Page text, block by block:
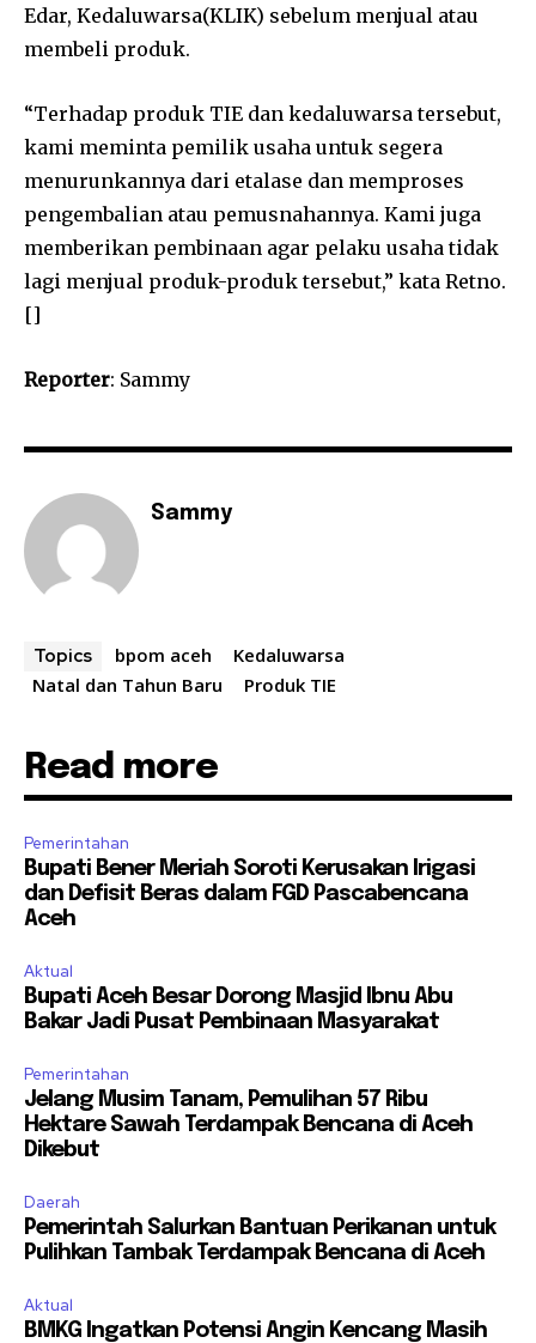
Edar, Kedaluwarsa(KLIK) sebelum menjual atau
membeli produk.
“Terhadap produk TIE dan kedaluwarsa tersebut,
kami meminta pemilik usaha untuk segera
menurunkannya dari etalase dan memproses
pengembalian atau pemusnahannya. Kami juga
memberikan pembinaan agar pelaku usaha tidak
lagi menjual produk-produk tersebut,” kata Retno.
[]
Reporter: Sammy
Sammy
Topics bpom aceh
Kedaluwarsa
Natal dan Tahun Baru
Produk TIE
Read more
Pemerintahan
Bupati Bener Meriah Soroti Kerusakan Irigasi
dan Defisit Beras dalam FGD Pascabencana
Aceh
Aktual
Bupati Aceh Besar Dorong Masjid Ibnu Abu
Bakar Jadi Pusat Pembinaan Masyarakat
Pemerintahan
Jelang Musim Tanam, Pemulihan 57 Ribu
Hektare Sawah Terdampak Bencana di Aceh
Dikebut
Daerah
Pemerintah Salurkan Bantuan Perikanan untuk
Pulihkan Tambak Terdampak Bencana di Aceh
Aktual
BMKG Ingatkan Potensi Angin Kencang Masih